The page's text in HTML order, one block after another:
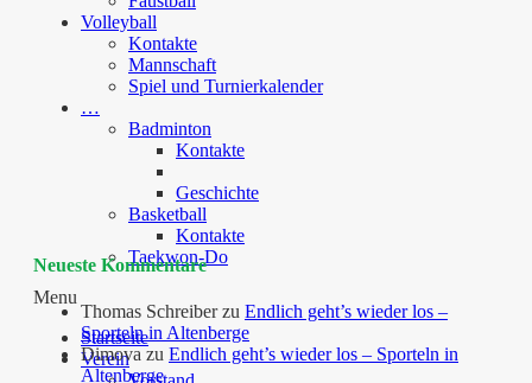
Volleyball
Kontakte
Mannschaft
Spiel und Turnierkalender
…
Badminton
Kontakte
Geschichte
Basketball
Kontakte
Taekwon-Do
Menu
Startseite
Verein
Neueste Kommentare
Thomas Schreiberzu Endlich geht’s wieder los –
Sporteln in Altenberge
Dimova zu Endlich geht’s wieder los – Sporteln in
Altenberge